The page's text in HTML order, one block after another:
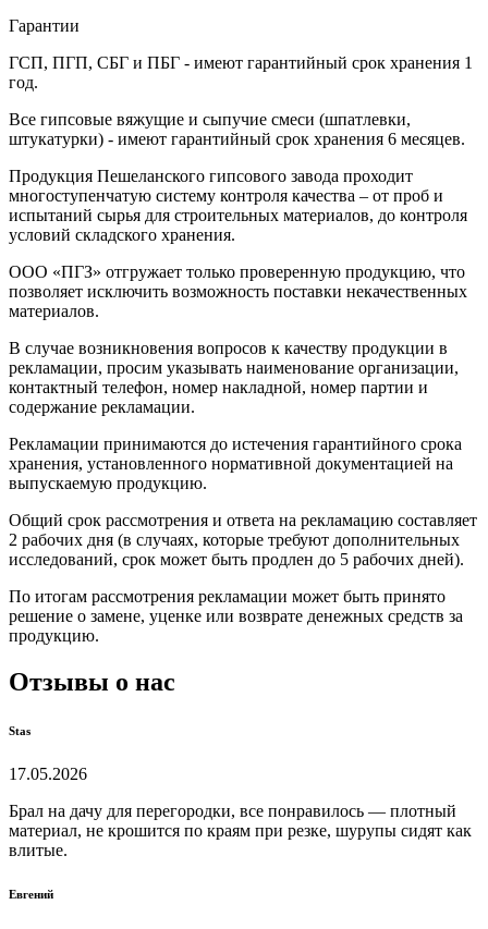
Гарантии
ГСП, ПГП, СБГ и ПБГ - имеют гарантийный срок хранения 1
год.
Все гипсовые вяжущие и сыпучие смеси (шпатлевки,
штукатурки) - имеют гарантийный срок хранения 6 месяцев.
Продукция Пешеланского гипсового завода проходит
многоступенчатую систему контроля качества – от проб и
испытаний сырья для строительных материалов, до контроля
условий складского хранения.
ООО «ПГЗ» отгружает только проверенную продукцию, что
позволяет исключить возможность поставки некачественных
материалов.
В случае возникновения вопросов к качеству продукции в
рекламации, просим указывать наименование организации,
контактный телефон, номер накладной, номер партии и
содержание рекламации.
Рекламации принимаются до истечения гарантийного срока
хранения, установленного нормативной документацией на
выпускаемую продукцию.
Общий срок рассмотрения и ответа на рекламацию составляет
2 рабочих дня (в случаях, которые требуют дополнительных
исследований, срок может быть продлен до 5 рабочих дней).
По итогам рассмотрения рекламации может быть принято
решение о замене, уценке или возврате денежных средств за
продукцию.
Отзывы о нас
Stas
17.05.2026
Брал на дачу для перегородки, все понравилось — плотный
материал, не крошится по краям при резке, шурупы сидят как
влитые.
Евгений